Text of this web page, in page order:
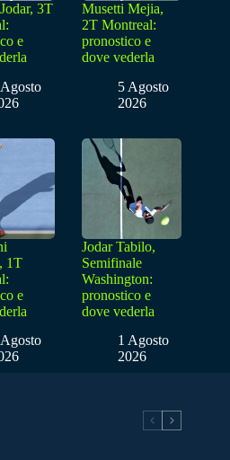
3T
e
Musetti Mejia,
2T Montreal:
pronostico e
dove vederla
5 Agosto
2026
1T
e
Jodar Tabilo,
Semifinale
Washington:
pronostico e
dove vederla
1 Agosto
2026